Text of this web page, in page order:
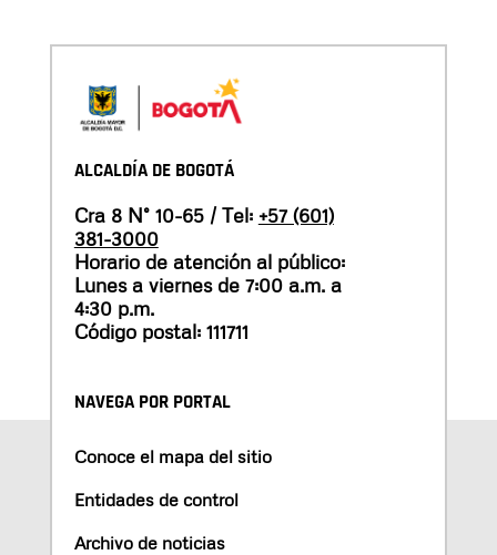
ALCALDÍA DE BOGOTÁ
Cra 8 N° 10-65 / Tel: +57 (601)
381-3000
Horario de atención al público:
Lunes a viernes de 7:00 a.m. a
4:30 p.m.
Código postal: 111711
NAVEGA POR PORTAL
Conoce el mapa del sitio
Entidades de control
Archivo de noticias